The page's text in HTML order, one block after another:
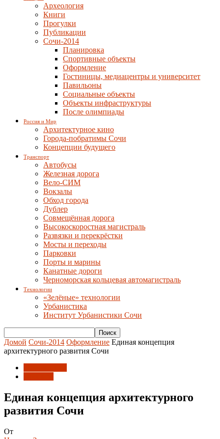
Археология
Книги
Прогулки
Публикации
Сочи-2014
Планировка
Спортивные объекты
Оформление
Гостиницы, медиацентры и университет
Павильоны
Социальные объекты
Объекты инфраструктуры
После олимпиады
Россия и Мир
Архитектурное кино
Города-побратимы Сочи
Концепции будущего
Транспорт
Автобусы
Железная дорога
Вело-СИМ
Вокзалы
Обход города
Дублер
Совмещённая дорога
Высокоскоростная магистраль
Развязки и перекрёстки
Мосты и переходы
Парковки
Порты и марины
Канатные дороги
Черноморская кольцевая автомагистраль
Технологии
«Зелёные» технологии
Урбанистика
Институт Урбанистики Сочи
Домой Сочи-2014 Оформление Единая концепция
архитектурного развития Сочи
Единая концепция архитектурного
развития Сочи
От